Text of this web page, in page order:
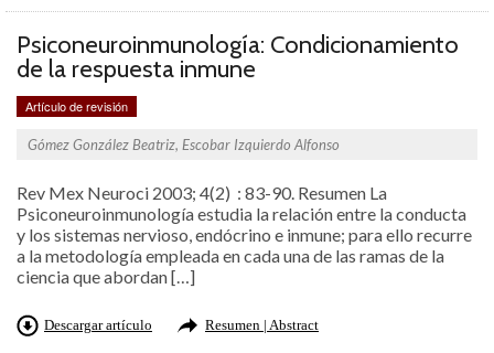
Psiconeuroinmunología: Condicionamiento
de la respuesta inmune
Artículo de revisión
Gómez González Beatriz, Escobar Izquierdo Alfonso
Rev Mex Neuroci 2003; 4(2) : 83-90. Resumen La
Psiconeuroinmunología estudia la relación entre la conducta
y los sistemas nervioso, endócrino e inmune; para ello recurre
a la metodología empleada en cada una de las ramas de la
ciencia que abordan […]
Descargar artículo Resumen | Abstract